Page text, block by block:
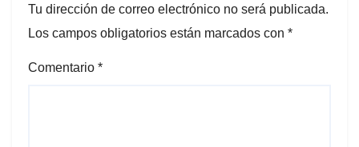
Tu dirección de correo electrónico no será publicada.
Los campos obligatorios están marcados con *
Comentario *